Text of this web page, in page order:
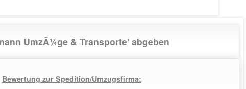
UmzÃ¼ge & Transporte' abgeben
Bewertung zur Spedition/Umzugsfirma: